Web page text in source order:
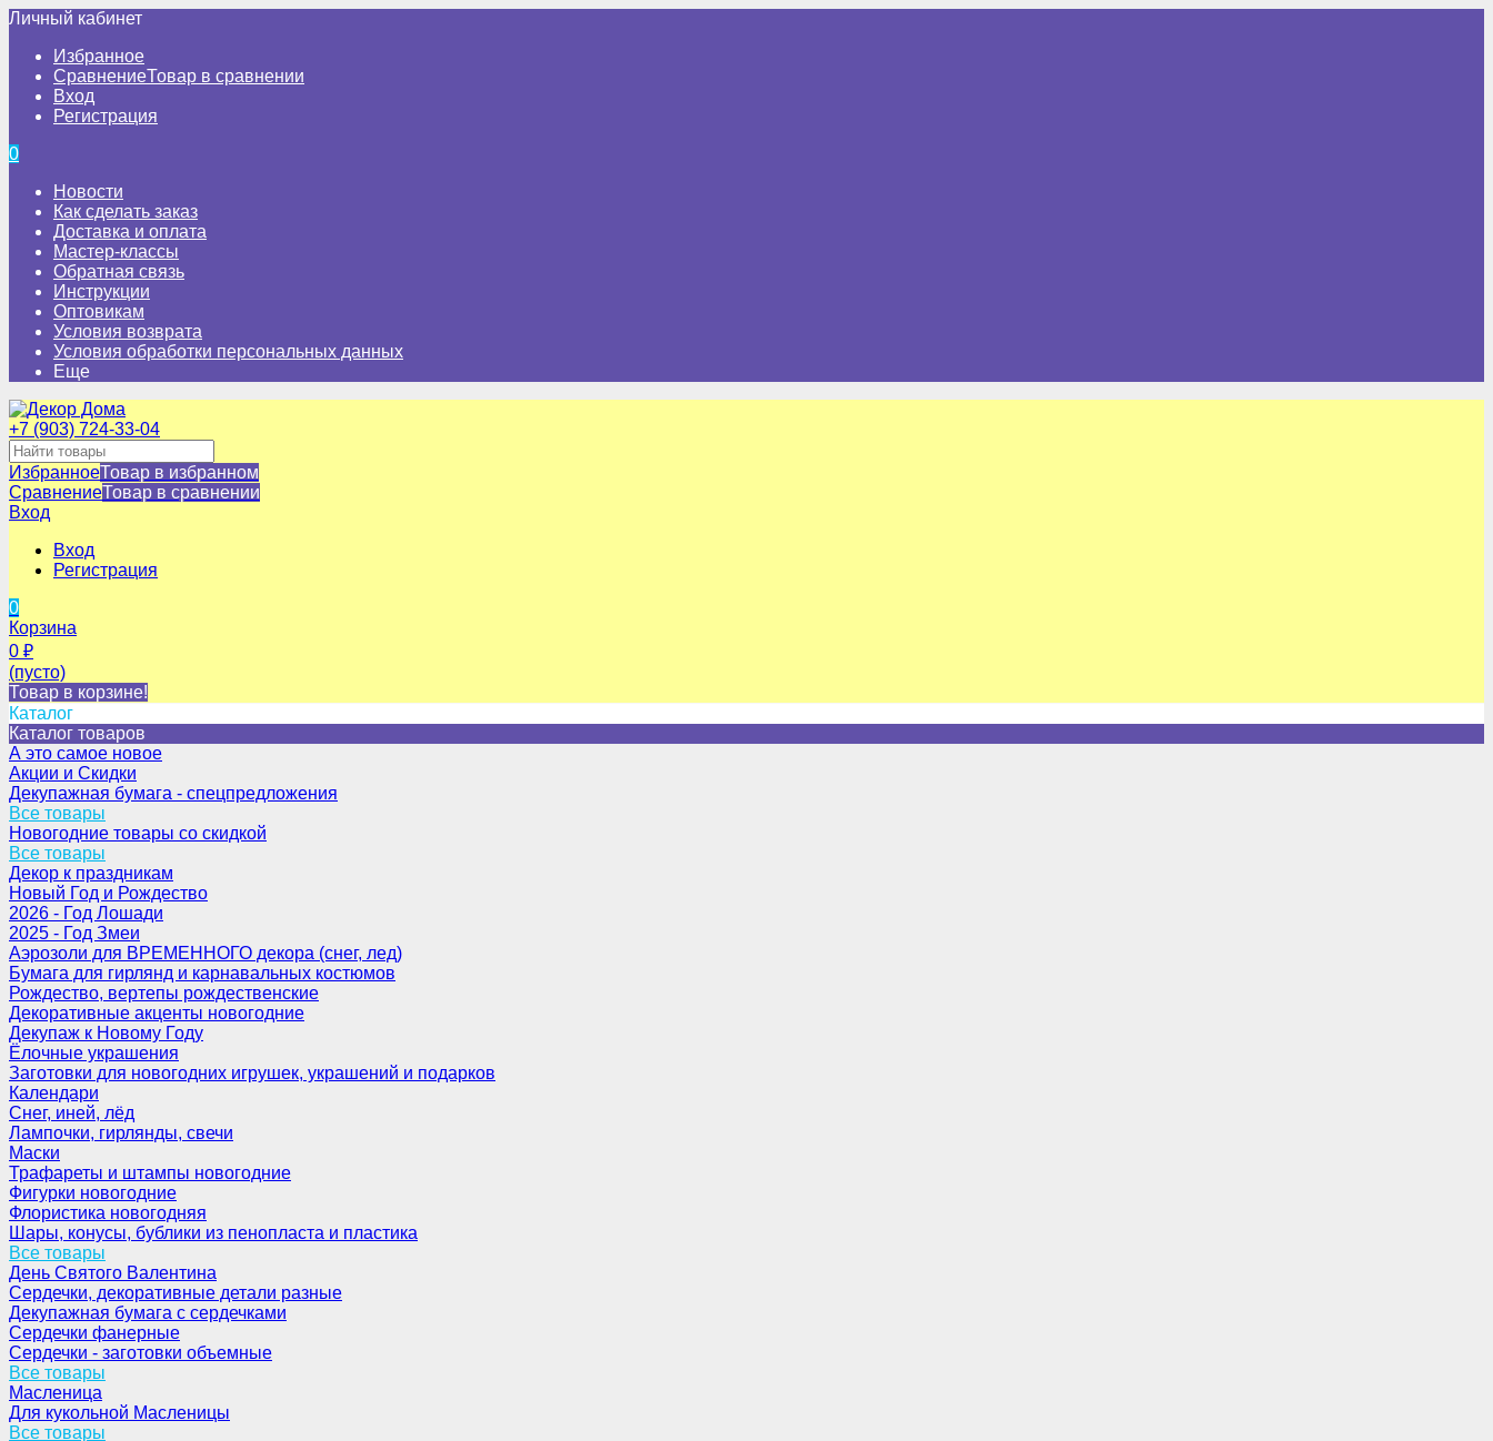
Личный кабинет
Избранное
СравнениеТовар в сравнении
Вход
Регистрация
0
Новости
Как сделать заказ
Доставка и оплата
Мастер-классы
Обратная связь
Инструкции
Оптовикам
Условия возврата
Условия обработки персональных данных
Еще
+7 (903) 724-33-04
ИзбранноеТовар в избранном
СравнениеТовар в сравнении
Вход
Вход
Регистрация
0
Корзина
0 ₽
(пусто)
Товар в корзине!
Каталог
Каталог товаров
А это самое новое
Акции и Скидки
Декупажная бумага - спецпредложения
Все товары
Новогодние товары со скидкой
Все товары
Декор к праздникам
Новый Год и Рождество
2026 - Год Лошади
2025 - Год Змеи
Аэрозоли для ВРЕМЕННОГО декора (снег, лед)
Бумага для гирлянд и карнавальных костюмов
Рождество, вертепы рождественские
Декоративные акценты новогодние
Декупаж к Новому Году
Ёлочные украшения
Заготовки для новогодних игрушек, украшений и подарков
Календари
Снег, иней, лёд
Лампочки, гирлянды, свечи
Маски
Трафареты и штампы новогодние
Фигурки новогодние
Флористика новогодняя
Шары, конусы, бублики из пенопласта и пластика
Все товары
День Святого Валентина
Сердечки, декоративные детали разные
Декупажная бумага с сердечками
Сердечки фанерные
Сердечки - заготовки объемные
Все товары
Масленица
Для кукольной Масленицы
Все товары